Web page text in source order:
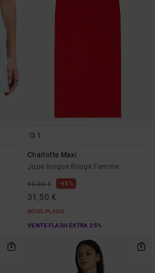
1
Charlotte Maxi
Jupe longue Rouge Femme
60,00 € 48%
31,50 €
BONS PLANS
VENTE FLASH EXTRA 25%